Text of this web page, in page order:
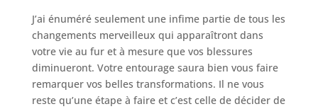
J’ai énuméré seulement une infime partie de tous les
changements merveilleux qui apparaîtront dans
votre vie au fur et à mesure que vos blessures
diminueront. Votre entourage saura bien vous faire
remarquer vos belles transformations. Il ne vous
reste qu’une étape à faire et c’est celle de décider de